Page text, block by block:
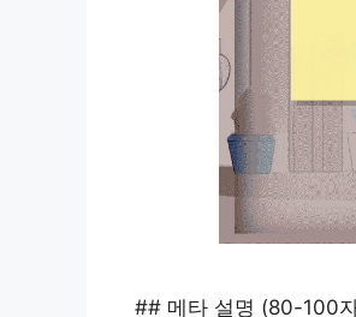
## 메타 설명 (80-100